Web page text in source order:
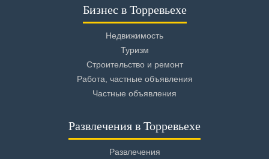
Бизнес в Торревьехе
Недвижимость
Туризм
Строительство и ремонт
Работа, частные объявления
Частные объявления
Развлечения в Торревьехе
Развлечения